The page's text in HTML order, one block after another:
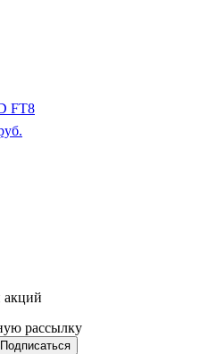
FT8
акций
рассылку
Подписаться